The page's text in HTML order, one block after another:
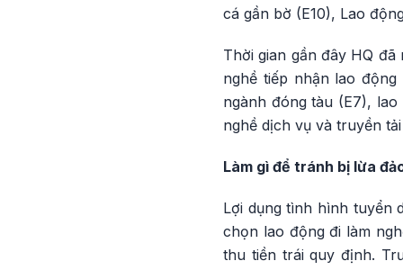
cá gần bờ (E10), Lao
Thời gian gần đây HQ
nghề tiếp nhận lao
ngành đóng tàu (E7),
nghề dịch vụ và truyền tải
Làm gì để tránh bị lừa
Lợi dụng tình hình tuyển
chọn lao động đi làm
thu tiền trái quy định.